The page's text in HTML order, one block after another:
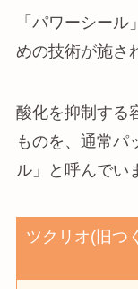
「パワーシー
めの技術が施さ
酸化を抑制する
ものを、通常パ
ル」と呼んでい
ツクリオ(旧つ